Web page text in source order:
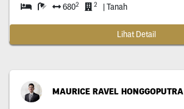
6802 2 | Tanah
Lihat Detail
MAURICE RAVEL HONGGOPUTRA